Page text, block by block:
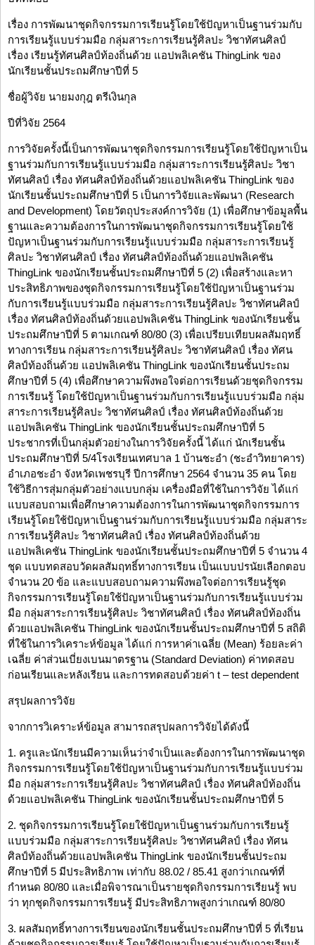
เรื่อง การพัฒนาชุดกิจกรรมการเรียนรู้โดยใช้ปัญหาเป็นฐานร่วมกับ
การเรียนรู้แบบร่วมมือ กลุ่มสาระการเรียนรู้ศิลปะ วิชาทัศนศิลป์
เรื่อง เรียนรู้ทัศนศิลป์ท้องถิ่นด้วย แอปพลิเคชัน ThingLink ของ
นักเรียนชั้นประถมศึกษาปีที่ 5
ชื่อผู้วิจัย นายมงกุฎ ตรีเงินกุล
ปีที่วิจัย 2564
การวิจัยครั้งนี้เป็นการพัฒนาชุดกิจกรรมการเรียนรู้โดยใช้ปัญหาเป็น
ฐานร่วมกับการเรียนรู้แบบร่วมมือ กลุ่มสาระการเรียนรู้ศิลปะ วิชา
ทัศนศิลป์ เรื่อง ทัศนศิลป์ท้องถิ่นด้วยแอปพลิเคชัน ThingLink ของ
นักเรียนชั้นประถมศึกษาปีที่ 5 เป็นการวิจัยและพัฒนา (Research
and Development) โดยวัตถุประสงค์การวิจัย (1) เพื่อศึกษาข้อมูลพื้น
ฐานและความต้องการในการพัฒนาชุดกิจกรรมการเรียนรู้โดยใช้
ปัญหาเป็นฐานร่วมกับการเรียนรู้แบบร่วมมือ กลุ่มสาระการเรียนรู้
ศิลปะ วิชาทัศนศิลป์ เรื่อง ทัศนศิลป์ท้องถิ่นด้วยแอปพลิเคชัน
ThingLink ของนักเรียนชั้นประถมศึกษาปีที่ 5 (2) เพื่อสร้างและหา
ประสิทธิภาพของชุดกิจกรรมการเรียนรู้โดยใช้ปัญหาเป็นฐานร่วม
กับการเรียนรู้แบบร่วมมือ กลุ่มสาระการเรียนรู้ศิลปะ วิชาทัศนศิลป์
เรื่อง ทัศนศิลป์ท้องถิ่นด้วยแอปพลิเคชัน ThingLink ของนักเรียนชั้น
ประถมศึกษาปีที่ 5 ตามเกณฑ์ 80/80 (3) เพื่อเปรียบเทียบผลสัมฤทธิ์
ทางการเรียน กลุ่มสาระการเรียนรู้ศิลปะ วิชาทัศนศิลป์ เรื่อง ทัศน
ศิลป์ท้องถิ่นด้วย แอปพลิเคชัน ThingLink ของนักเรียนชั้นประถม
ศึกษาปีที่ 5 (4) เพื่อศึกษาความพึงพอใจต่อการเรียนด้วยชุดกิจกรรม
การเรียนรู้ โดยใช้ปัญหาเป็นฐานร่วมกับการเรียนรู้แบบร่วมมือ กลุ่ม
สาระการเรียนรู้ศิลปะ วิชาทัศนศิลป์ เรื่อง ทัศนศิลป์ท้องถิ่นด้วย
แอปพลิเคชัน ThingLink ของนักเรียนชั้นประถมศึกษาปีที่ 5
ประชากรที่เป็นกลุ่มตัวอย่างในการวิจัยครั้งนี้ ได้แก่ นักเรียนชั้น
ประถมศึกษาปีที่ 5/4โรงเรียนเทศบาล 1 บ้านชะอำ (ชะอำวิทยาคาร)
อำเภอชะอำ จังหวัดเพชรบุรี ปีการศึกษา 2564 จำนวน 35 คน โดย
ใช้วิธีการสุ่มกลุ่มตัวอย่างแบบกลุ่ม เครื่องมือที่ใช้ในการวิจัย ได้แก่
แบบสอบถามเพื่อศึกษาความต้องการในการพัฒนาชุดกิจกรรมการ
เรียนรู้โดยใช้ปัญหาเป็นฐานร่วมกับการเรียนรู้แบบร่วมมือ กลุ่มสาระ
การเรียนรู้ศิลปะ วิชาทัศนศิลป์ เรื่อง ทัศนศิลป์ท้องถิ่นด้วย
แอปพลิเคชัน ThingLink ของนักเรียนชั้นประถมศึกษาปีที่ 5 จำนวน 4
ชุด แบบทดสอบวัดผลสัมฤทธิ์ทางการเรียน เป็นแบบปรนัยเลือกตอบ
จำนวน 20 ข้อ และแบบสอบถามความพึงพอใจต่อการเรียนรู้ชุด
กิจกรรมการเรียนรู้โดยใช้ปัญหาเป็นฐานร่วมกับการเรียนรู้แบบร่วม
มือ กลุ่มสาระการเรียนรู้ศิลปะ วิชาทัศนศิลป์ เรื่อง ทัศนศิลป์ท้องถิ่น
ด้วยแอปพลิเคชัน ThingLink ของนักเรียนชั้นประถมศึกษาปีที่ 5 สถิติ
ที่ใช้ในการวิเคราะห์ข้อมูล ได้แก่ การหาค่าเฉลี่ย (Mean) ร้อยละค่า
เฉลี่ย ค่าส่วนเบี่ยงเบนมาตรฐาน (Standard Deviation) ค่าทดสอบ
ก่อนเรียนและหลังเรียน และการทดสอบด้วยค่า t – test dependent
สรุปผลการวิจัย
จากการวิเคราะห์ข้อมูล สามารถสรุปผลการวิจัยได้ดังนี้
1. ครูและนักเรียนมีความเห็นว่าจำเป็นและต้องการในการพัฒนาชุด
กิจกรรมการเรียนรู้โดยใช้ปัญหาเป็นฐานร่วมกับการเรียนรู้แบบร่วม
มือ กลุ่มสาระการเรียนรู้ศิลปะ วิชาทัศนศิลป์ เรื่อง ทัศนศิลป์ท้องถิ่น
ด้วยแอปพลิเคชัน ThingLink ของนักเรียนชั้นประถมศึกษาปีที่ 5
2. ชุดกิจกรรมการเรียนรู้โดยใช้ปัญหาเป็นฐานร่วมกับการเรียนรู้
แบบร่วมมือ กลุ่มสาระการเรียนรู้ศิลปะ วิชาทัศนศิลป์ เรื่อง ทัศน
ศิลป์ท้องถิ่นด้วยแอปพลิเคชัน ThingLink ของนักเรียนชั้นประถม
ศึกษาปีที่ 5 มีประสิทธิภาพ เท่ากับ 88.02 / 85.41 สูงกว่าเกณฑ์ที่
กำหนด 80/80 และเมื่อพิจารณาเป็นรายชุดกิจกรรมการเรียนรู้ พบ
ว่า ทุกชุดกิจกรรมการเรียนรู้ มีประสิทธิภาพสูงกว่าเกณฑ์ 80/80
3. ผลสัมฤทธิ์ทางการเรียนของนักเรียนชั้นประถมศึกษาปีที่ 5 ที่เรียน